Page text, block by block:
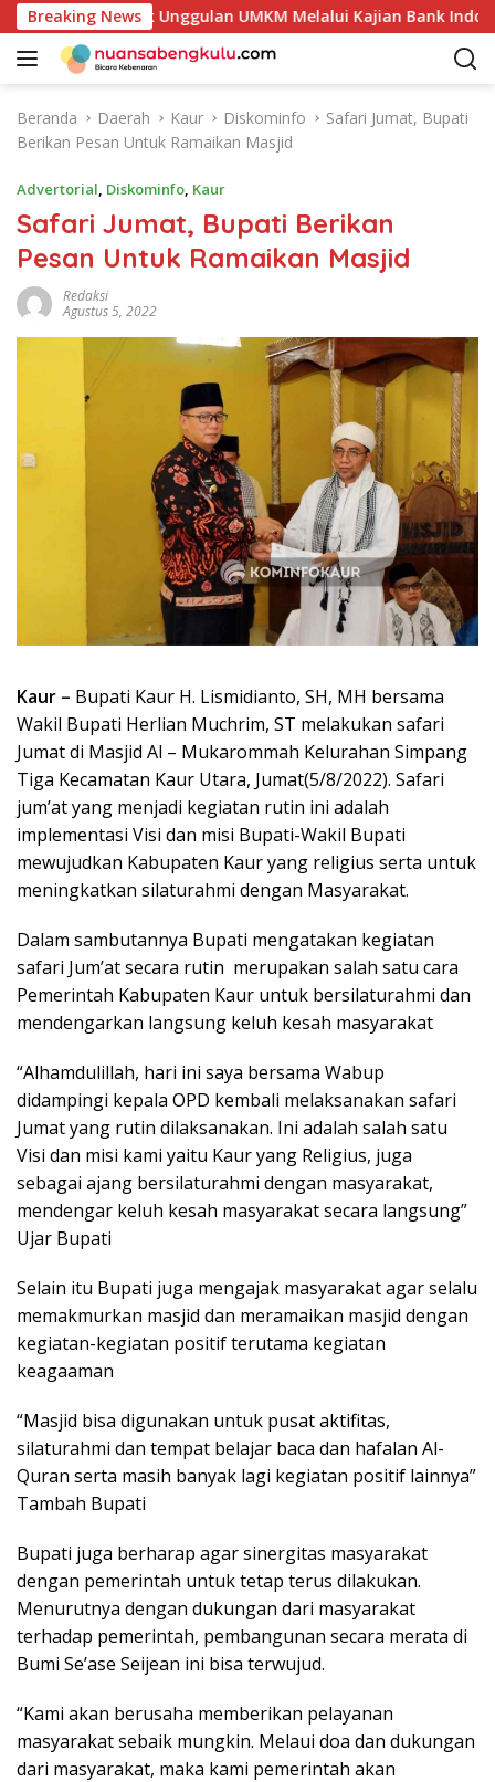
a
Breaking News
Produk Unggulan UMKM Melalui Kajian Bank Indonesia
Beranda Daerah Kaur Diskominfo
Safari Jumat, Bupati
Berikan Pesan Untuk Ramaikan Masjid
Advertorial, Diskominfo, Kaur
Safari Jumat, Bupati Berikan
Pesan Untuk Ramaikan Masjid
Redaksi
Agustus 5, 2022
Kaur – Bupati Kaur H. Lismidianto, SH, MH bersama
Wakil Bupati Herlian Muchrim, ST melakukan safari
Jumat di Masjid Al – Mukarommah Kelurahan Simpang
Tiga Kecamatan Kaur Utara, Jumat(5/8/2022). Safari
jum’at yang menjadi kegiatan rutin ini adalah
implementasi Visi dan misi Bupati-Wakil Bupati
mewujudkan Kabupaten Kaur yang religius serta untuk
meningkatkan silaturahmi dengan Masyarakat.
Dalam sambutannya Bupati mengatakan kegiatan
safari Jum’at secara rutin merupakan salah satu cara
Pemerintah Kabupaten Kaur untuk bersilaturahmi dan
mendengarkan langsung keluh kesah masyarakat
“Alhamdulillah, hari ini saya bersama Wabup
didampingi kepala OPD kembali melaksanakan safari
Jumat yang rutin dilaksanakan. Ini adalah salah satu
Visi dan misi kami yaitu Kaur yang Religius, juga
sebagai ajang bersilaturahmi dengan masyarakat,
mendengar keluh kesah masyarakat secara langsung”
Ujar Bupati
Selain itu Bupati juga mengajak masyarakat agar selalu
memakmurkan masjid dan meramaikan masjid dengan
kegiatan-kegiatan positif terutama kegiatan
keagaaman
“Masjid bisa digunakan untuk pusat aktifitas,
silaturahmi dan tempat belajar baca dan hafalan Al-
Quran serta masih banyak lagi kegiatan positif lainnya”
Tambah Bupati
Bupati juga berharap agar sinergitas masyarakat
dengan pemerintah untuk tetap terus dilakukan.
Menurutnya dengan dukungan dari masyarakat
terhadap pemerintah, pembangunan secara merata di
Bumi Se’ase Seijean ini bisa terwujud.
“Kami akan berusaha memberikan pelayanan
masyarakat sebaik mungkin. Melaui doa dan dukungan
dari masyarakat, maka kami pemerintah akan